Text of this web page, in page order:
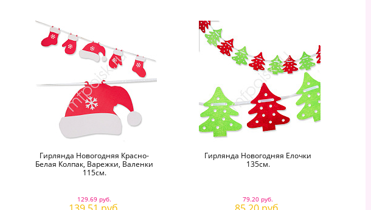
Гирлянда Новогодняя Красно-
Белая Колпак, Варежки, Валенки
115см.
129.69 руб.
Гирлянда Новогодняя Елочки
135см.
79.20 руб.